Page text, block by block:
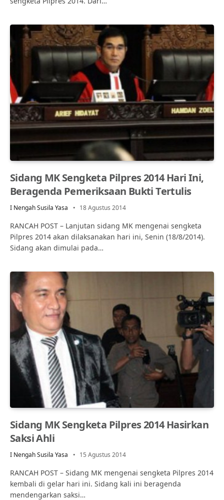
Sidang MK Sengketa Pilpres 2014 Hari Ini,
Beragenda Pemeriksaan Bukti Tertulis
I Nengah Susila Yasa 18 Agustus 2014
RANCAH POST – Lanjutan sidang MK mengenai sengketa
Pilpres 2014 akan dilaksanakan hari ini, Senin (18/8/2014).
Sidang akan dimulai pada…
Sidang MK Sengketa Pilpres 2014 Hasirkan
Saksi Ahli
I Nengah Susila Yasa 15 Agustus 2014
RANCAH POST – Sidang MK mengenai sengketa Pilpres 2014
kembali di gelar hari ini. Sidang kali ini beragenda
mendengarkan saksi…